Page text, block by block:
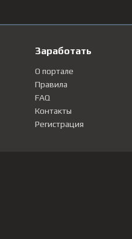
Заработать
О портале
Правила
FAQ
Контакты
Регистрация